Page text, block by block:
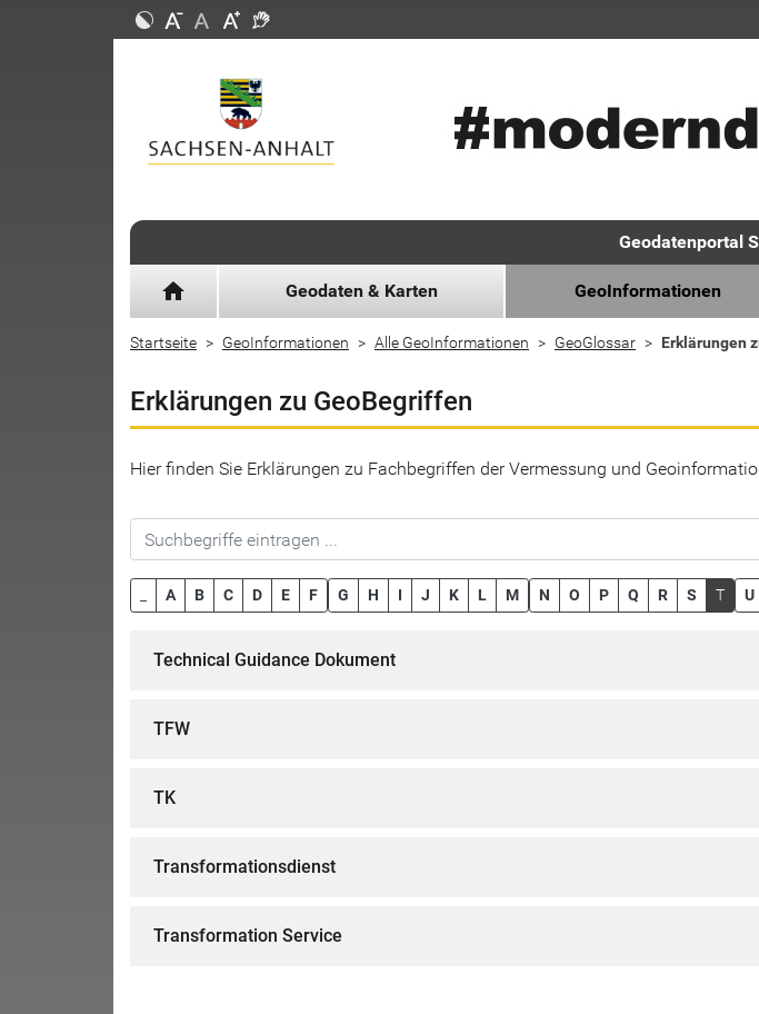
Geodatenportal
home Geodaten & Karten GeoInformationen
Startseite GeoInformationen Alle GeoInformationen GeoGlossar Erklärungen
Erklärungen zu GeoBegriffen
Hier finden Sie Erklärungen zu Fachbegriffen der Vermessung und
A B C D E F G H I J K L M N O P Q R S T U
Technical Guidance Dokument
TFW
TK
Transformationsdienst
Transformation Service